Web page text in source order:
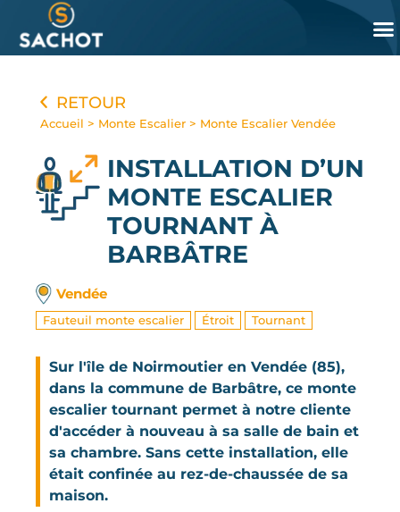
RETOUR
Accueil > Monte Escalier > Monte Escalier Vendée
INSTALLATION D’UN
MONTE ESCALIER
TOURNANT À
BARBÂTRE
Vendée
Fauteuil monte escalier Étroit Tournant
Sur l'île de Noirmoutier en Vendée (85),
dans la commune de Barbâtre, ce monte
escalier tournant permet à notre cliente
d'accéder à nouveau à sa salle de bain et
sa chambre. Sans cette installation, elle
était confinée au rez-de-chaussée de sa
maison.
Panneau de gestion des cookies